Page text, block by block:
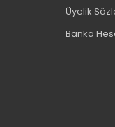
Üyelik
Banka